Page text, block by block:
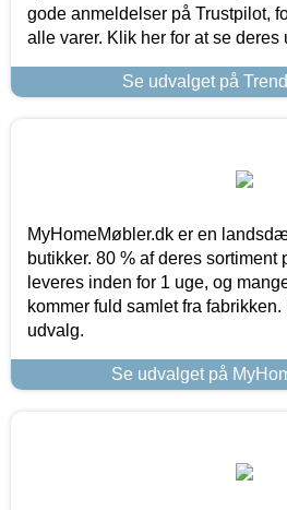
gode anmeldelser på Trustpilot,
alle varer. Klik her for at se deres
Se udvalget på
MyHomeMøbler.dk er en
butikker. 80 % af deres sortiment
leveres inden for 1 uge, og
kommer fuld samlet fra
udvalg.
Se udvalget på